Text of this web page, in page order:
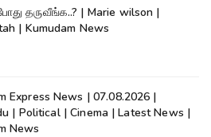
தருவீங்க..? | Marie wilson |
| Kumudam News
Express News | 07.08.2026 |
| Political | Cinema | Latest News |
News